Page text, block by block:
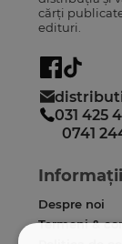
cărți
edituri.
031 425
0741
Informații
Despre noi
Termeni &